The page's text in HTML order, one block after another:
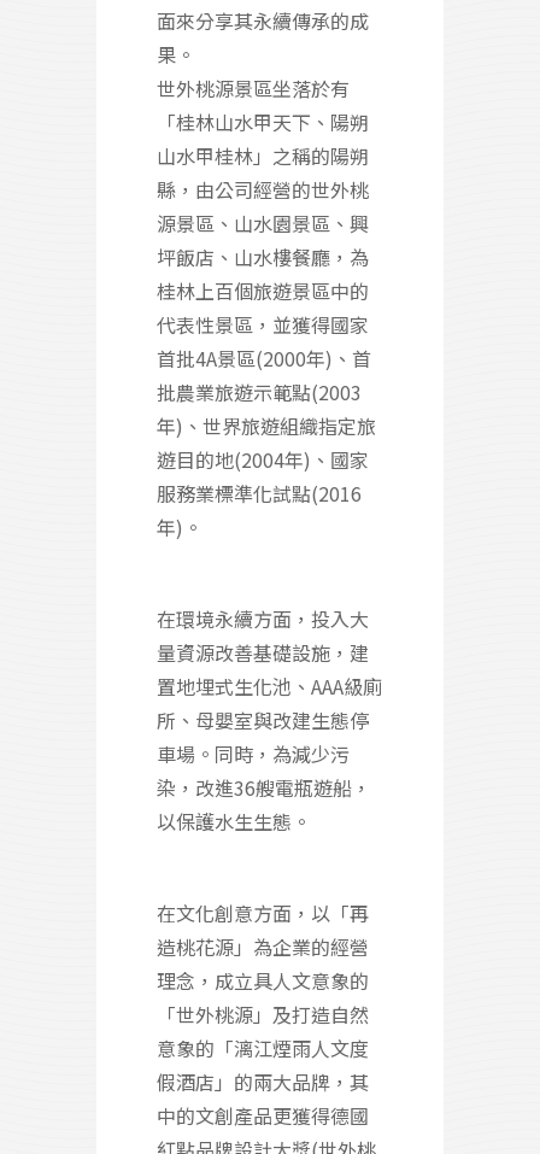
面來分享其永續傳承的成
果。
世外桃源景區坐落於有
「桂林山水甲天下、陽朔
山水甲桂林」之稱的陽朔
縣，由公司經營的世外桃
源景區、山水園景區、興
坪飯店、山水樓餐廳，為
桂林上百個旅遊景區中的
代表性景區，並獲得國家
首批4A景區(2000年)、首
批農業旅遊示範點(2003
年)、世界旅遊組織指定旅
遊目的地(2004年)、國家
服務業標準化試點(2016
年)。
在環境永續方面，投入大
量資源改善基礎設施，建
置地埋式生化池、AAA級廁
所、母嬰室與改建生態停
車場。同時，為減少污
染，改進36艘電瓶遊船，
以保護水生生態。
在文化創意方面，以「再
造桃花源」為企業的經營
理念，成立具人文意象的
「世外桃源」及打造自然
意象的「漓江煙雨人文度
假酒店」的兩大品牌，其
中的文創產品更獲得德國